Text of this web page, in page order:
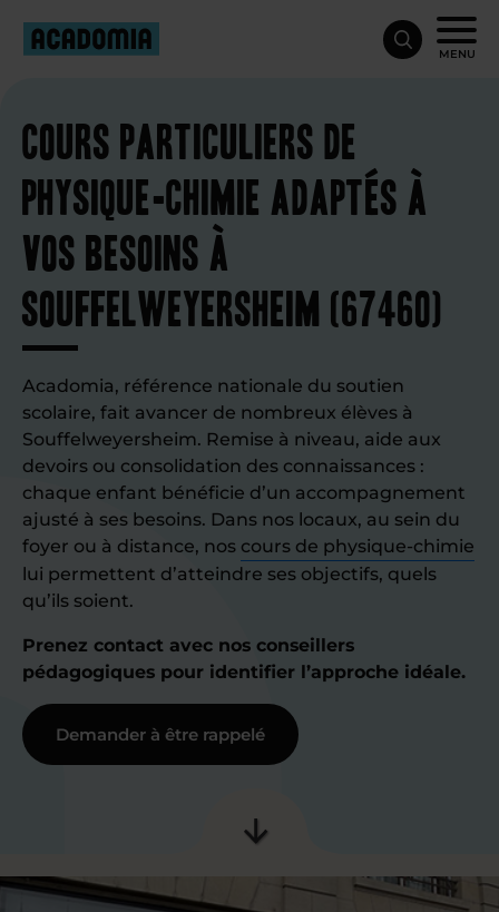
MENU
Cours particuliers de
physique-chimie adaptés à
vos besoins à
Souffelweyersheim (67460)
Acadomia, référence nationale du soutien
scolaire, fait avancer de nombreux élèves à
Souffelweyersheim. Remise à niveau, aide aux
devoirs ou consolidation des connaissances :
chaque enfant bénéficie d’un accompagnement
ajusté à ses besoins. Dans nos locaux, au sein du
foyer ou à distance, nos cours de physique-chimie
lui permettent d’atteindre ses objectifs, quels
qu’ils soient.
Prenez contact avec nos conseillers
pédagogiques pour identifier l’approche idéale.
Demander à être rappelé